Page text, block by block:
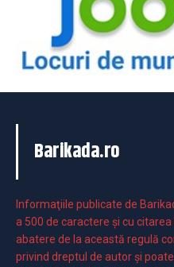
Barikada.ro
Informaţiile publicate de
a 500 de caractere şi cu
abatere de la această regulă
privind dreptul de autor și